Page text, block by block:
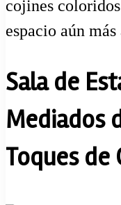
cojines
espacio aún
Sala de
Mediados
Toques de